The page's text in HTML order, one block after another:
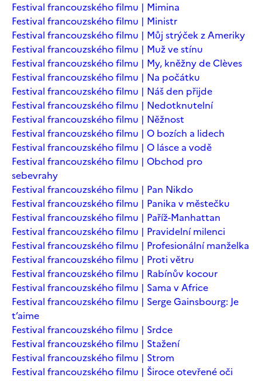
Festival francouzského filmu | Mimina
Festival francouzského filmu | Ministr
Festival francouzského filmu | Můj strýček z Ameriky
Festival francouzského filmu | Muž ve stínu
Festival francouzského filmu | My, kněžny de Clèves
Festival francouzského filmu | Na počátku
Festival francouzského filmu | Náš den přijde
Festival francouzského filmu | Nedotknutelní
Festival francouzského filmu | Něžnost
Festival francouzského filmu | O bozích a lidech
Festival francouzského filmu | O lásce a vodě
Festival francouzského filmu | Obchod pro
sebevrahy
Festival francouzského filmu | Pan Nikdo
Festival francouzského filmu | Panika v městečku
Festival francouzského filmu | Paříž-Manhattan
Festival francouzského filmu | Pravidelní milenci
Festival francouzského filmu | Profesionální manželka
Festival francouzského filmu | Proti větru
Festival francouzského filmu | Rabínův kocour
Festival francouzského filmu | Sama v Africe
Festival francouzského filmu | Serge Gainsbourg: Je
t’aime
Festival francouzského filmu | Srdce
Festival francouzského filmu | Stažení
Festival francouzského filmu | Strom
Festival francouzského filmu | Široce otevřené oči